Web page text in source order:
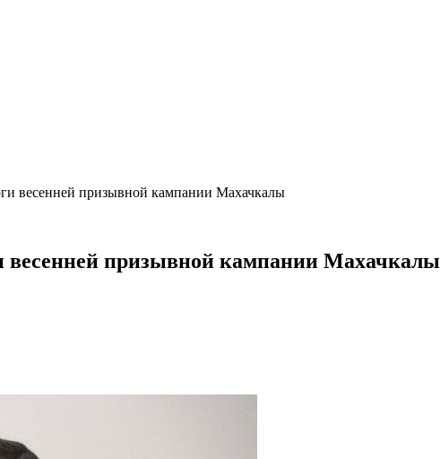
весенней призывной кампании Махачкалы
весенней призывной кампании Махачкалы